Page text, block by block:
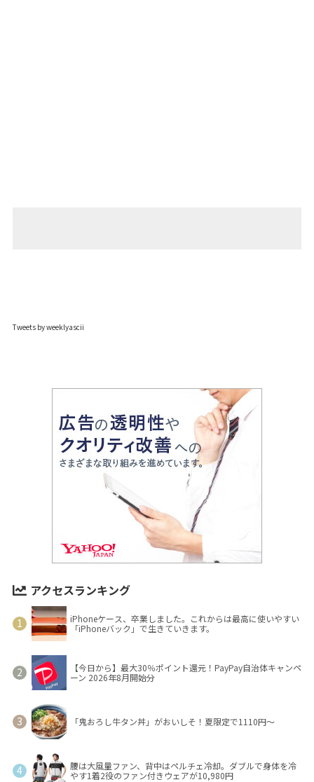
Tweets by weeklyascii
アクセスランキング
iPhoneケース、卒業しました。これからは最高に使いやすい
「iPhoneバック」で生きていきます。
【今日から】最大30％ポイント還元！PayPay自治体キャンペ
ーン 2026年8月開始分
「鬼おろし牛タン丼」がおいしそ！夏限定で1110円～
腰は大風量ファン、背中はペルチェ冷却。ダブルで身体を冷
やす1着2役のファン付きウェアが10,980円